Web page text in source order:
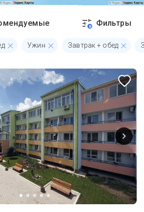
8 Фильтры
Ужин Завтрак + обед